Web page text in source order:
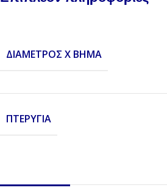
ΔΙΆΜΕΤΡΟΣ X ΒΉΜΑ
ΠΤΕΡΎΓΙΑ